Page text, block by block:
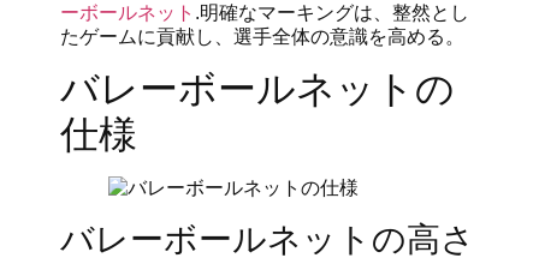
ーボールネット .明確なマーキングは、整然とし
たゲームに貢献し、選手全体の意識を高める。
バレーボールネットの
仕様
バレーボールネットの高さ